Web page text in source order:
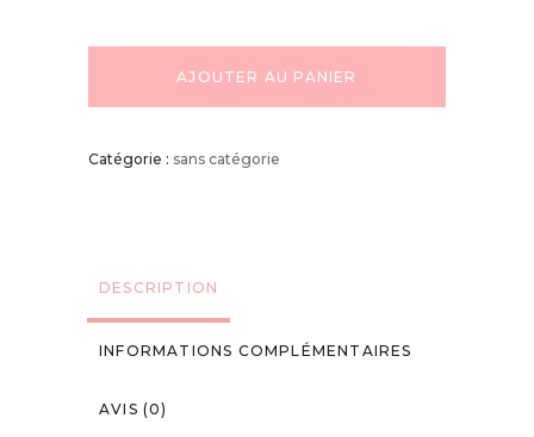
AJOUTER AU PANIER
Catégorie : sans catégorie
DESCRIPTION
INFORMATIONS COMPLÉMENTAIRES
AVIS (0)